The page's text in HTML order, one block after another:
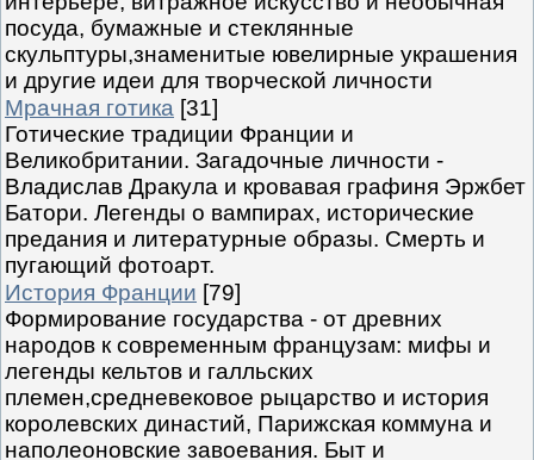
посуда, бумажные и стеклянные
скульптуры,знаменитые ювелирные украшения
и другие идеи для творческой личности
Мрачная готика [31]
Готические традиции Франции и
Великобритании. Загадочные личности -
Владислав Дракула и кровавая графиня Эржбет
Батори. Легенды о вампирах, исторические
предания и литературные образы. Смерть и
пугающий фотоарт.
История Франции [79]
Формирование государства - от древних
народов к современным французам: мифы и
легенды кельтов и галльских
племен,средневековое рыцарство и история
королевских династий, Парижская коммуна и
наполеоновские завоевания. Быт и